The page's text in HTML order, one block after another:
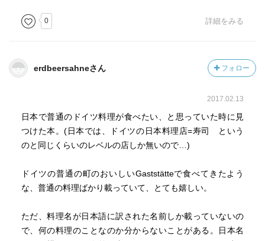
0 詳細をみる
erdbeersahneさん フォロー
2017.02.13
日本で普通のドイツ料理が食べたい、と思っていた時に見
つけた本。(日本では、ドイツの日本料理店=寿司 という
のと同じくらいのレベルの店しか無いので…)
ドイツの普通の町のおいしいGaststätteで食べてきたよう
な、普通の料理ばかり載っていて、とても嬉しい。
ただ、料理名が日本語に訳された名前しか載っていないの
で、何の料理のことなのか分からないことがある。日本名